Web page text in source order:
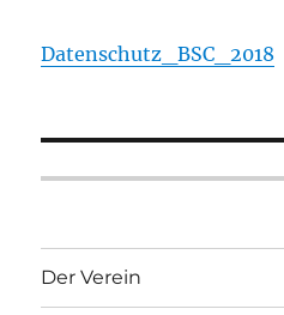
Datenschutz_BSC_2018
Der Verein